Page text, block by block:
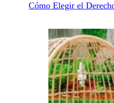
Cómo Elegir el